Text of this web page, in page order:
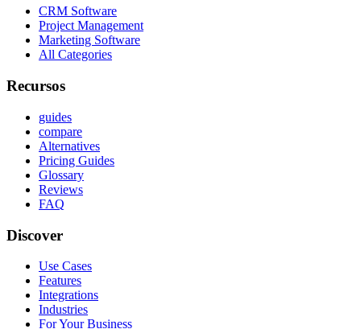
CRM Software
Project Management
Marketing Software
All Categories
Recursos
guides
compare
Alternatives
Pricing Guides
Glossary
Reviews
FAQ
Discover
Use Cases
Features
Integrations
Industries
For Your Business